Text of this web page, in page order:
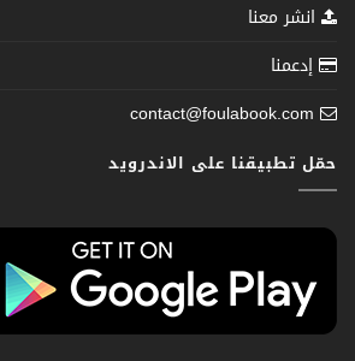
انشر معنا
إدعمنا
contact@foulabook.com
حمّل تطبيقنا على الاندرويد